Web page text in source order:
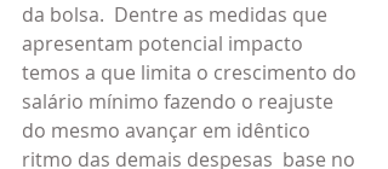
da bolsa.  Dentre as medidas que
apresentam potencial impacto
temos a que limita o crescimento do
salário mínimo fazendo o reajuste
do mesmo avançar em idêntico
ritmo das demais despesas  base no